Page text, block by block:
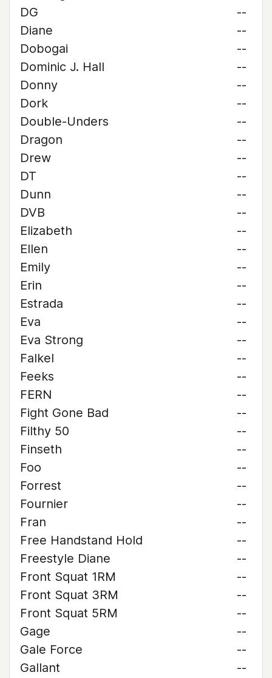
DG
--
Diane
--
Dobogai
--
Dominic J. Hall
--
Donny
--
Dork
--
Double-Unders
--
Dragon
--
Drew
--
DT
--
Dunn
--
DVB
--
Elizabeth
--
Ellen
--
Emily
--
Erin
--
Estrada
--
Eva
--
Eva Strong
--
Falkel
--
Feeks
--
FERN
--
Fight Gone Bad
--
Filthy 50
--
Finseth
--
Foo
--
Forrest
--
Fournier
--
Fran
--
Free Handstand Hold
--
Freestyle Diane
--
Front Squat 1RM
--
Front Squat 3RM
--
Front Squat 5RM
--
Gage
--
Gale Force
--
Gallant
--